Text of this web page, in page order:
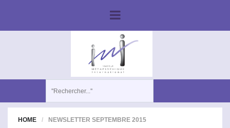
HOME NEWSLETTER SEPTEMBRE 2015